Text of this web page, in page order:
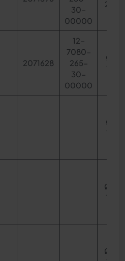
30-
00000
20
2071628
12-
7080-
265-
30-
00000
Ø
Ø
Ø
10
Ø